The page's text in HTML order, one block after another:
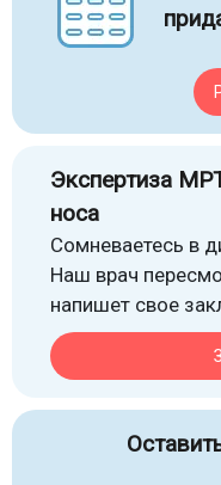
Экспертиза
носа
Сомневаетесь в
Наш врач
напишет свое